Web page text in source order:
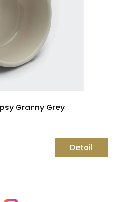
Granny Grey
Detail